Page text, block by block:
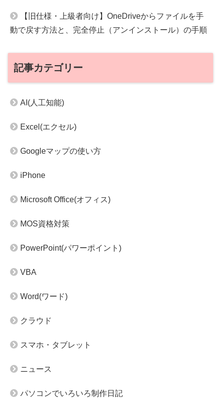
【旧仕様・上級者向け】OneDriveからファイルを手
動で戻す方法と、完全停止（アンインストール）の手順
記事カテゴリー
AI(人工知能)
Excel(エクセル)
Googleマップの使い方
iPhone
Microsoft Office(オフィス)
MOS資格対策
PowerPoint(パワーポイント)
VBA
Word(ワード)
クラウド
スマホ・タブレット
ニュース
パソコンでいろいろ制作日記